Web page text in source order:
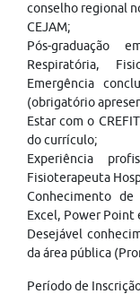
conselho regional
CEJAM;
Pós-graduação
Respiratória,
Emergência
(obrigatório
Estar com o
do currículo;
Experiência
Fisioterapeuta
Conhecimento
Excel, Power Point
Desejável
da área pública
Período de